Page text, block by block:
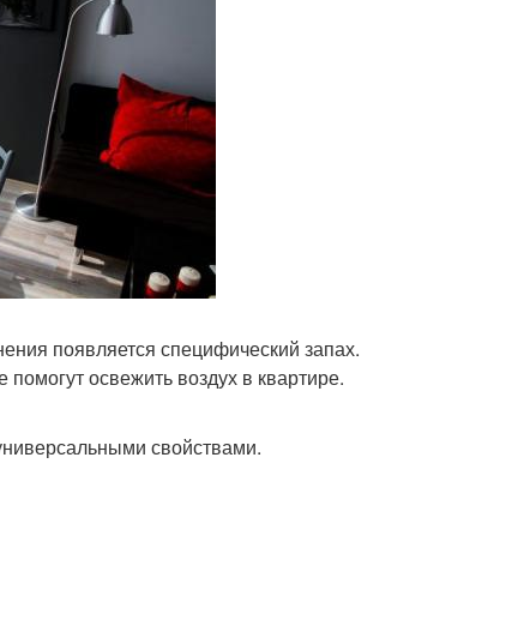
появляется специфический запах.
освежить воздух в квартире.
свойствами.